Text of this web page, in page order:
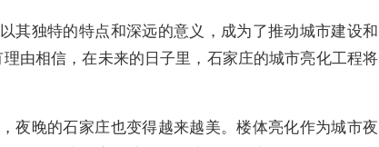
其独特的特点和深远的意义，成为了推动城市建设和
由相信，在未来的日子里，石家庄的城市亮化工程将
夜晚的石家庄也变得越来越美。楼体亮化作为城市夜